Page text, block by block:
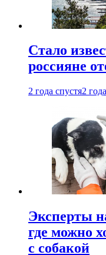
Стало
россияне
2 года спустя2
Эксперты
где можно
с собакой